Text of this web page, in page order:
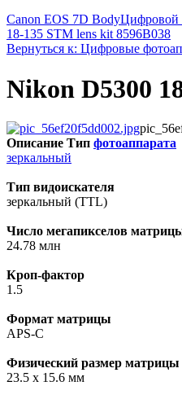
Canon EOS 7D BodyЦифровой
18-135 STM lens kit 8596B038
Вернуться к: Цифровые
Nikon D5300
Описание Тип фотоаппарата
зеркальный
Тип видоискателя
зеркальный (TTL)
Число мегапикселов
24.78 млн
Кроп-фактор
1.5
Формат матрицы
APS-C
Физический размер матрицы
23.5 x 15.6 мм